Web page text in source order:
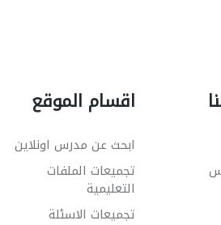
اقسام الموقع
ابحث عن مدرس اونلاين
تجميعات الملفات
التعليمية
تجميعات الاسئلة